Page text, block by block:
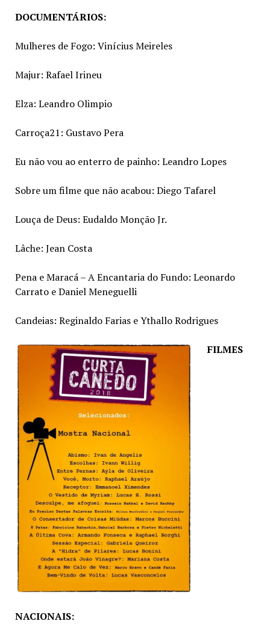
DOCUMENTÁRIOS:
Mulheres de Fogo: Vinícius Meireles
Majur: Rafael Irineu
Elza: Leandro Olimpio
Carroça21: Gustavo Pera
Eu não vou ao enterro de painho: Leandro Lopes
Sobre um filme que não acabou: Diego Tafarel
Louça de Deus: Eudaldo Monção Jr.
Lâche: Jean Costa
Pena e Maracá – A Encantaria do Fundo: Leonardo
Carrato e Daniel Meneguelli
Candeias: Reginaldo Farias e Ythallo Rodrigues
FILMES
NACIONAIS: